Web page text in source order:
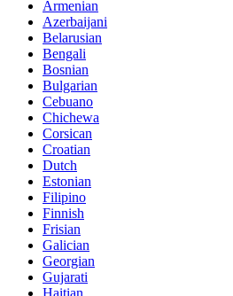
Armenian
Azerbaijani
Belarusian
Bengali
Bosnian
Bulgarian
Cebuano
Chichewa
Corsican
Croatian
Dutch
Estonian
Filipino
Finnish
Frisian
Galician
Georgian
Gujarati
Haitian